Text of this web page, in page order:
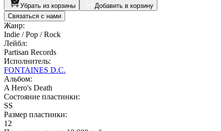
Убрать из корзины
Добавить в корзину
Связаться с нами
Жанр:
Indie / Pop / Rock
Лейбл:
Partisan Records
Исполнитель:
FONTAINES D.C.
Альбом:
A Hero's Death
Состояние пластинки:
SS
Размер пластинки:
12